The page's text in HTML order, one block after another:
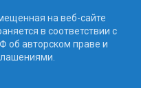
на веб-сайте
в соответствии с
об авторском праве и